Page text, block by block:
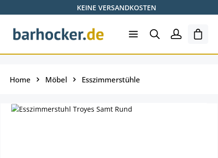
Zum Hauptinhalt springenKEINE VERSANDKOSTEN
Home Möbel Esszimmerstühle